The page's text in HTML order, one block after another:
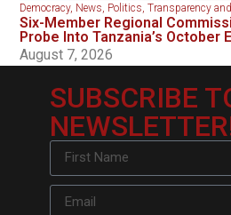
Democracy, News, Politics,Transparency
Six-Member Regional
Probe Into Tanzania’s October
August 7, 2026
SUBSCRIBE